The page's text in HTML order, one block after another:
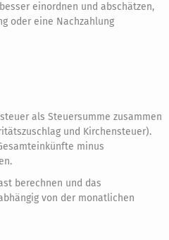
einordnen und abschätzen,
oder eine Nachzahlung
als Steuersumme zusammen
und Kirchensteuer).
minus
berechnen und das
von der monatlichen